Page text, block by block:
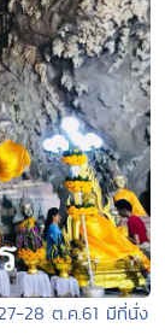
28 ต.ค.61 มีที่นั่ง